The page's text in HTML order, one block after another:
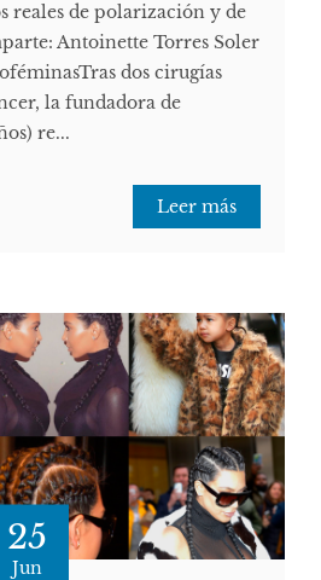
reales de polarización y de
Antoinette Torres Soler
dos cirugías
la fundadora de
re...
Leer más
25
Jun